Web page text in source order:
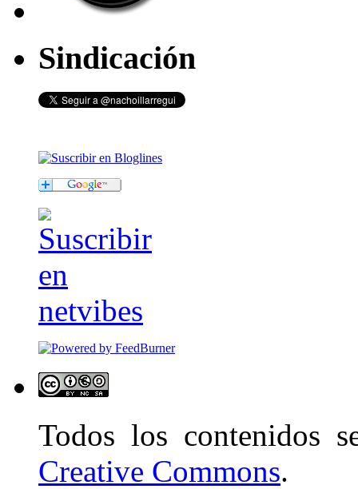
Sindicación
Todos los contenidos
Creative Commons.